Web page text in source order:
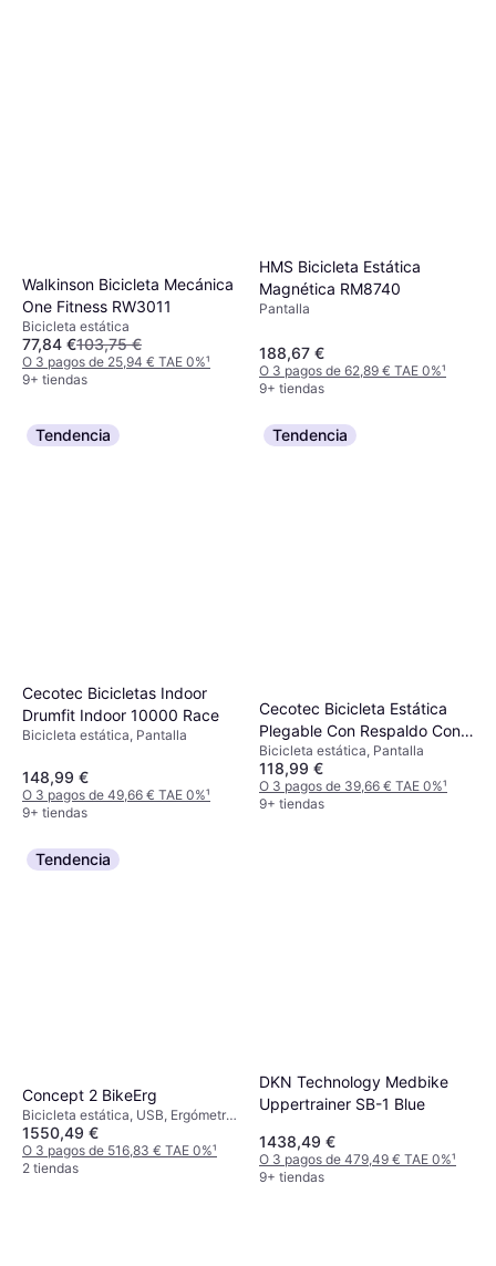
Walkinson Bicicleta Mecánica
One Fitness RW3011
Bicicleta estática
77,84 €103,75 €
O 3 pagos de 25,94 € TAE 0%¹
9+ tiendas
HMS Bicicleta Estática
Magnética RM8740
Pantalla
188,67 €
O 3 pagos de 62,89 € TAE 0%¹
9+ tiendas
Tendencia
Cecotec Bicicletas Indoor
Drumfit Indoor 10000 Race
Bicicleta estática, Pantalla
148,99 €
O 3 pagos de 49,66 € TAE 0%¹
9+ tiendas
Tendencia
Cecotec Bicicleta Estática
Plegable Con Respaldo Con
Volante De Inercia 3 Kg X-
bike 3000 Neo Pro, Pantalla
Lcd, Resistencia Magnética
Bicicleta estática, Pantalla
118,99 €
O 3 pagos de 39,66 € TAE 0%¹
9+ tiendas
Tendencia
Concept 2 BikeErg
Bicicleta estática, USB, Ergómetro,
Pantalla, Sillín ajustable, Contador
de calorías, Monitor de frecuencia
cardíaca, Bluetooth
1550,49 €
O 3 pagos de 516,83 € TAE 0%¹
2 tiendas
DKN Technology Medbike
Uppertrainer SB-1 Blue
1438,49 €
O 3 pagos de 479,49 € TAE 0%¹
9+ tiendas